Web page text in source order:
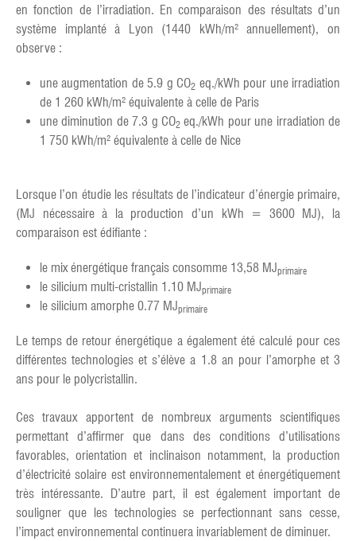
en fonction de l’irradiation. En comparaison des résultats d’un
système implanté à Lyon (1440 kWh/m² annuellement), on
observe :
une augmentation de 5.9 g CO2 eq./kWh pour une irradiation
de 1 260 kWh/m² équivalente à celle de Paris
une diminution de 7.3 g CO2 eq./kWh pour une irradiation de
1 750 kWh/m² équivalente à celle de Nice
Lorsque l’on étudie les résultats de l’indicateur d’énergie primaire,
(MJ nécessaire à la production d’un kWh = 3600 MJ), la
comparaison est édifiante :
le mix énergétique français consomme 13,58 MJprimaire
le silicium multi-cristallin 1.10 MJprimaire
le silicium amorphe 0.77 MJprimaire
Le temps de retour énergétique a également été calculé pour ces
différentes technologies et s’élève a 1.8 an pour l’amorphe et 3
ans pour le polycristallin.
Ces travaux apportent de nombreux arguments scientifiques
permettant d’affirmer que dans des conditions d’utilisations
favorables, orientation et inclinaison notamment, la production
d’électricité solaire est environnementalement et énergétiquement
très intéressante. D’autre part, il est également important de
souligner que les technologies se perfectionnant sans cesse,
l’impact environnemental continuera invariablement de diminuer.